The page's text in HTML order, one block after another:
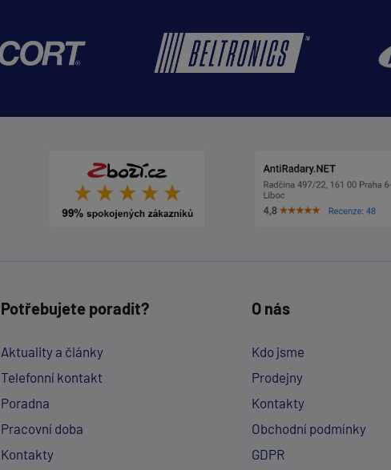
Potřebujete poradit?
Aktuality a články
Telefonní kontakt
Poradna
Pracovní doba
Kontakty
O nás
Kdo jsme
Prodejny
Kontakty
Obchodní podmínky
GDPR